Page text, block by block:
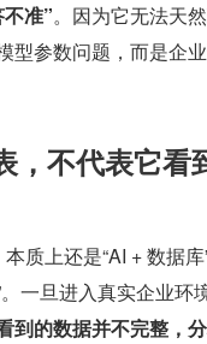
准”。因为它无法天
型参数问题，而是企
，不代表它看
质上还是“AI + 数据库
一旦进入真实企业环
到的数据并不完整，分